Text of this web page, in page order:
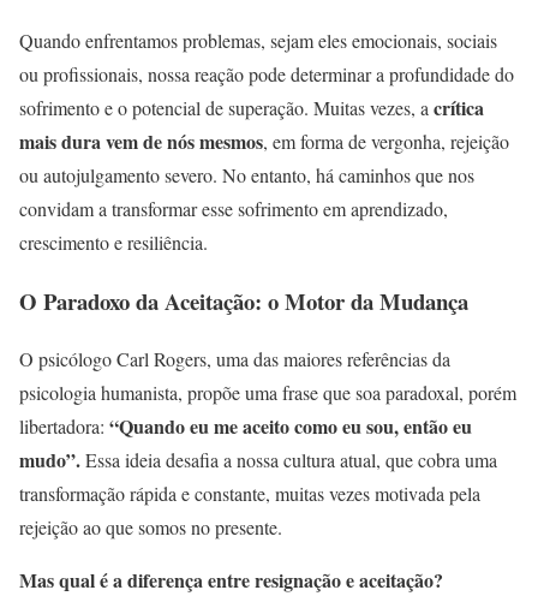
Quando enfrentamos problemas, sejam eles emocionais, sociais
ou profissionais, nossa reação pode determinar a profundidade do
sofrimento e o potencial de superação. Muitas vezes, a crítica
mais dura vem de nós mesmos, em forma de vergonha, rejeição
ou autojulgamento severo. No entanto, há caminhos que nos
convidam a transformar esse sofrimento em aprendizado,
crescimento e resiliência.
O Paradoxo da Aceitação: o Motor da Mudança
O psicólogo Carl Rogers, uma das maiores referências da
psicologia humanista, propõe uma frase que soa paradoxal, porém
libertadora: “Quando eu me aceito como eu sou, então eu
mudo”.Essa ideia desafia a nossa cultura atual, que cobra uma
transformação rápida e constante, muitas vezes motivada pela
rejeição ao que somos no presente.
Mas qual é a diferença entre resignação e aceitação?